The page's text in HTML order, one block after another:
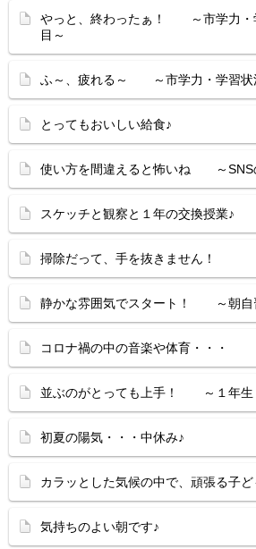
やっと、終わったぁ！ ～市学力・
目～
ふ～、疲れる～ ～市学力・学習状
とってもおいしい給食♪
使い方を間違えると怖いね ～SNS
スケッチと観察と１年の交換授業♪
掃除だって、手を抜きません！
静かな雰囲気でスタート！ ～朝自
コロナ禍の中の音楽や体育・・・
並ぶのがとっても上手！ ～１年
初夏の陽気・・・中休み♪
カラッとした気候の中で、頑張る子ど
気持ちのよい朝です♪